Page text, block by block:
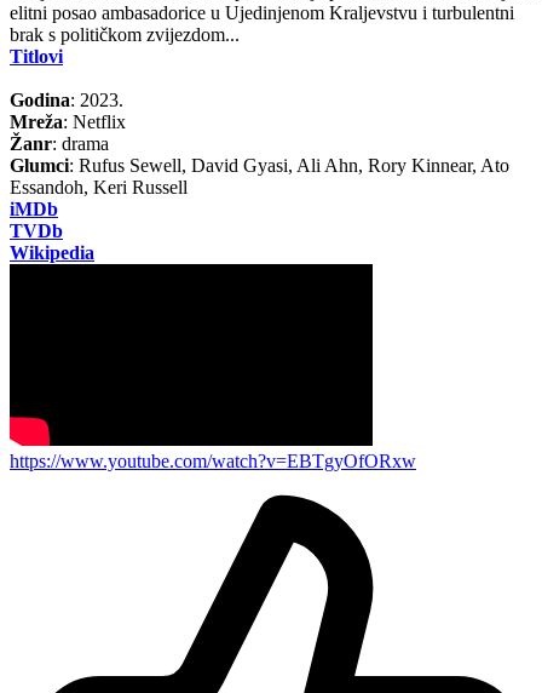
elitni posao ambasadorice u Ujedinjenom Kraljevstvu i turbulentni
brak s političkom zvijezdom...
Titlovi
Godina: 2023.
Mreža: Netflix
Žanr: drama
Glumci: Rufus Sewell, David Gyasi, Ali Ahn, Rory Kinnear, Ato
Essandoh, Keri Russell
iMDb
TVDb
Wikipedia
https://www.youtube.com/watch?v=EBTgyOfORxw